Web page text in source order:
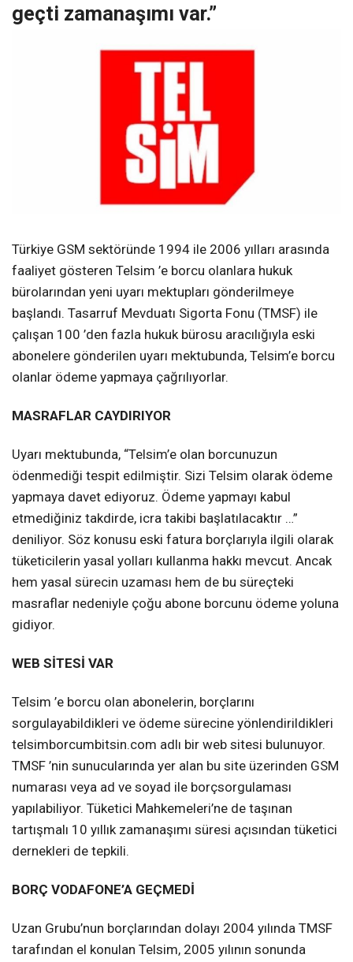
geçti zamanaşımı var.”
Türkiye GSM sektöründe 1994 ile 2006 yılları arasında
faaliyet gösteren Telsim ’e borcu olanlara hukuk
bürolarından yeni uyarı mektupları gönderilmeye
başlandı. Tasarruf Mevduatı Sigorta Fonu (TMSF) ile
çalışan 100 ’den fazla hukuk bürosu aracılığıyla eski
abonelere gönderilen uyarı mektubunda, Telsim’e borcu
olanlar ödeme yapmaya çağrılıyorlar.
MASRAFLAR CAYDIRIYOR
Uyarı mektubunda, “Telsim’e olan borcunuzun
ödenmediği tespit edilmiştir. Sizi Telsim olarak ödeme
yapmaya davet ediyoruz. Ödeme yapmayı kabul
etmediğiniz takdirde, icra takibi başlatılacaktır …”
deniliyor. Söz konusu eski fatura borçlarıyla ilgili olarak
tüketicilerin yasal yolları kullanma hakkı mevcut. Ancak
hem yasal sürecin uzaması hem de bu süreçteki
masraflar nedeniyle çoğu abone borcunu ödeme yoluna
gidiyor.
WEB SİTESİ VAR
Telsim ’e borcu olan abonelerin, borçlarını
sorgulayabildikleri ve ödeme sürecine yönlendirildikleri
telsimborcumbitsin.com adlı bir web sitesi bulunuyor.
TMSF ’nin sunucularında yer alan bu site üzerinden GSM
numarası veya ad ve soyad ile borçsorgulaması
yapılabiliyor. Tüketici Mahkemeleri’ne de taşınan
tartışmalı 10 yıllık zamanaşımı süresi açısından tüketici
dernekleri de tepkili.
BORÇ VODAFONE’A GEÇMEDİ
Uzan Grubu’nun borçlarından dolayı 2004 yılında TMSF
tarafından el konulan Telsim, 2005 yılının sonunda